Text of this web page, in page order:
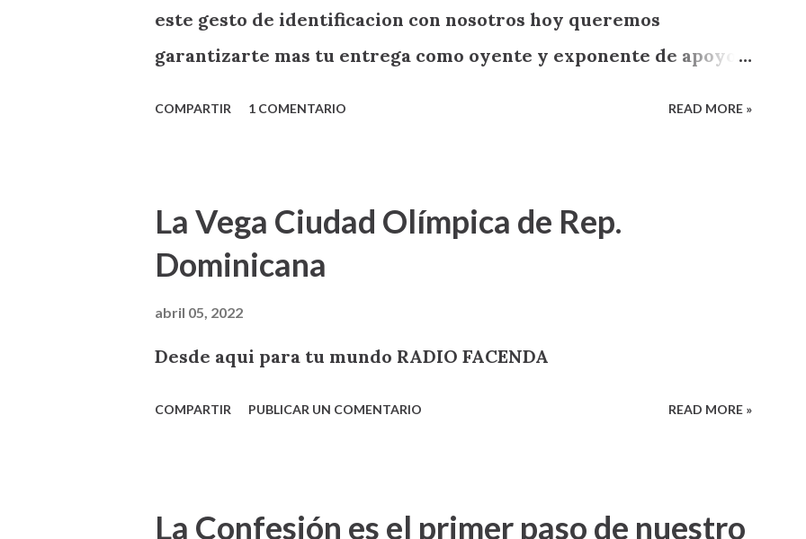
este gesto de identificacion con nosotros hoy queremos
garantizarte mas tu entrega como oyente y exponente de apoyo a
COMPARTIR 1 COMENTARIO READ MORE »
La Vega Ciudad Olímpica de Rep.
Dominicana
abril 05, 2022
Desde aqui para tu mundo RADIO FACENDA
COMPARTIR PUBLICAR UN COMENTARIO READ MORE »
La Confesión es el primer paso de nuestro